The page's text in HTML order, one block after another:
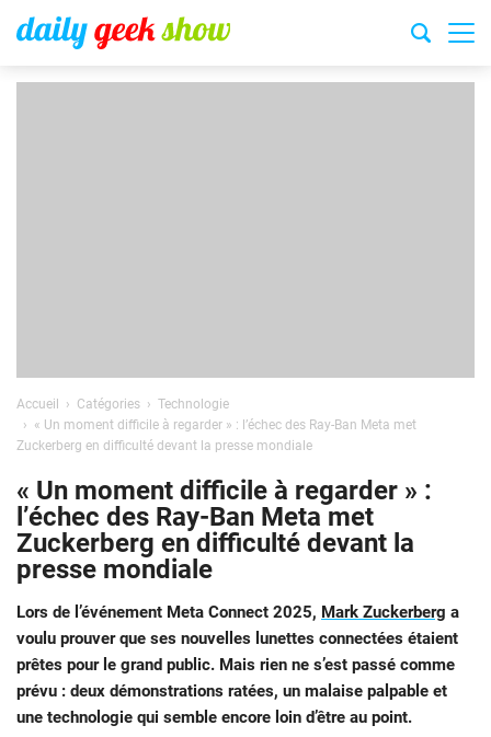
Accueil Catégories
Technologie
« Un moment difficile à regarder » : l’échec des Ray-Ban Meta met
Zuckerberg en difficulté devant la presse mondiale
« Un moment difficile à regarder » :
l’échec des Ray-Ban Meta met
Zuckerberg en difficulté devant la
presse mondiale
Lors de l’événement Meta Connect 2025, Mark Zuckerberg a
voulu prouver que ses nouvelles lunettes connectées étaient
prêtes pour le grand public. Mais rien ne s’est passé comme
prévu : deux démonstrations ratées, un malaise palpable et
une technologie qui semble encore loin d’être au point.